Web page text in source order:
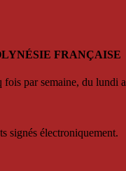
FRANÇAISE
par semaine, du lundi
signés électroniquement.